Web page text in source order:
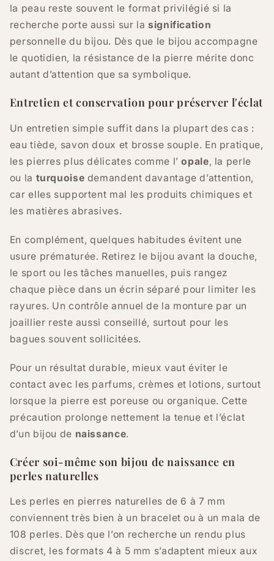
la peau reste souvent le format privilégié si la
recherche porte aussi sur la signification
personnelle du bijou. Dès que le bijou accompagne
le quotidien, la résistance de la pierre mérite donc
autant d’attention que sa symbolique.
Entretien et conservation pour préserver l'éclat
Un entretien simple suffit dans la plupart des cas :
eau tiède, savon doux et brosse souple. En pratique,
les pierres plus délicates comme l’opale, la perle
ou la turquoise demandent davantage d’attention,
car elles supportent mal les produits chimiques et
les matières abrasives.
En complément, quelques habitudes évitent une
usure prématurée. Retirez le bijou avant la douche,
le sport ou les tâches manuelles, puis rangez
chaque pièce dans un écrin séparé pour limiter les
rayures. Un contrôle annuel de la monture par un
joaillier reste aussi conseillé, surtout pour les
bagues souvent sollicitées.
Pour un résultat durable, mieux vaut éviter le
contact avec les parfums, crèmes et lotions, surtout
lorsque la pierre est poreuse ou organique. Cette
précaution prolonge nettement la tenue et l’éclat
d’un bijou de naissance.
Créer soi-même son bijou de naissance en
perles naturelles
Les perles en pierres naturelles de 6 à 7 mm
conviennent très bien à un bracelet ou à un mala de
108 perles. Dès que l’on recherche un rendu plus
discret, les formats 4 à 5 mm s’adaptent mieux aux